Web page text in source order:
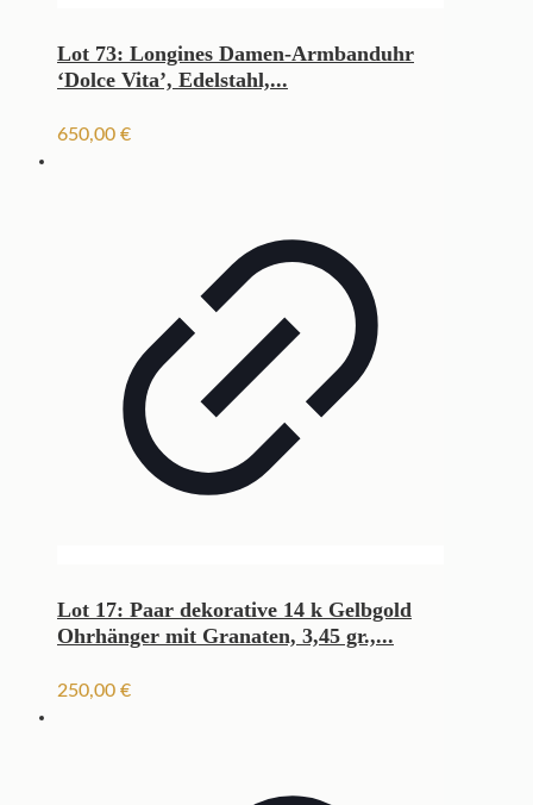
Lot 73: Longines Damen-Armbanduhr
‘Dolce Vita’, Edelstahl,...
650,00 €
Lot 17: Paar dekorative 14 k Gelbgold
Ohrhänger mit Granaten, 3,45 gr.,...
250,00 €